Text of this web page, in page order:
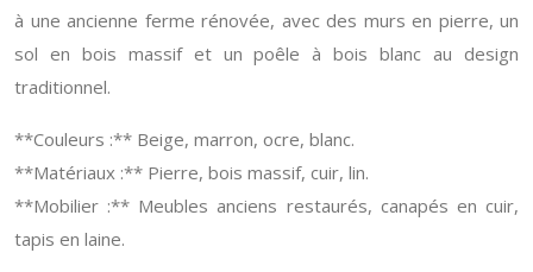
à une ancienne ferme rénovée, avec des murs en pierre, un
sol en bois massif et un poêle à bois blanc au design
traditionnel.
**Couleurs :** Beige, marron, ocre, blanc.
**Matériaux :** Pierre, bois massif, cuir, lin.
**Mobilier :** Meubles anciens restaurés, canapés en cuir,
tapis en laine.